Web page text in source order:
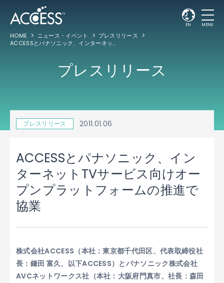
EN MENU
HOME ニュース・イベント
プレスリリース
ACCESSとパナソニック、インターネットTVサービス向けオープンプラットフォームの推進で協業
プレスリリース
プレスリリース 2011.01.06
ACCESSとパナソニック、イン
ターネットTVサービス向けオー
プンプラットフォームの推進で
協業
株式会社ACCESS（本社：東京都千代田区、代表取締役社
長：鎌田 富久、以下ACCESS）とパナソニック株式会社
AVCネットワークス社（本社：大阪府門真市、社長：森田